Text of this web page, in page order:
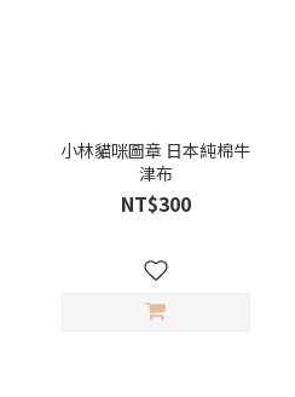
小林貓咪圖章 日本純棉牛
津布
NT$300